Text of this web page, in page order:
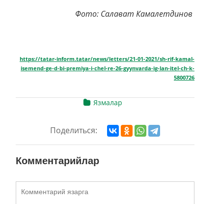
Фото: Салават Камалетдинов
https://tatar-inform.tatar/news/letters/21-01-2021/sh-rif-kamal-
isemend-ge-d-bi-premiya-i-chel-re-26-gyynvarda-ig-lan-itel-ch-k-
5800726
Язмалар
Поделиться:
Комментарийлар